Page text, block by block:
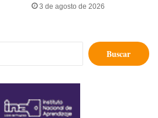
3 de agosto de 2026
Buscar: